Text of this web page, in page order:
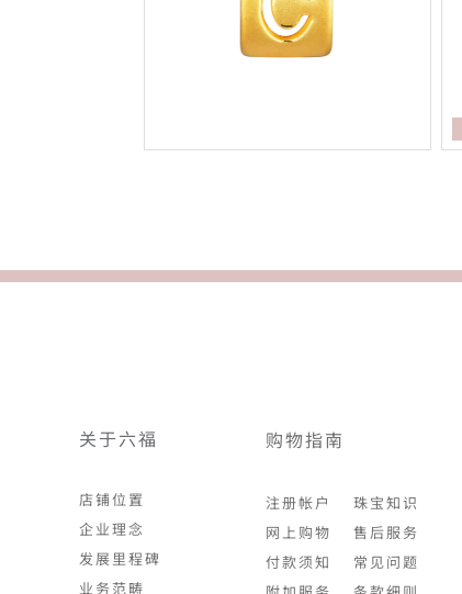
关于六福
店铺位置
企业理念
发展里程碑
业务范畴
购物指南
注册帐户
网上购物
付款须知
珠宝知识
售后服务
常见问题